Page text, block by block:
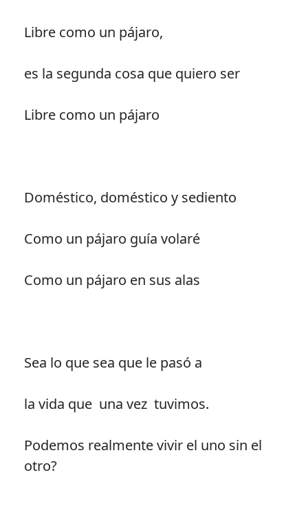
Libre como un pájaro,
es la segunda cosa que quiero ser
Libre como un pájaro
Doméstico, doméstico y sediento
Como un pájaro guía volaré
Como un pájaro en sus alas
Sea lo que sea que le pasó a
la vida que una vez tuvimos.
Podemos realmente vivir el uno sin el
otro?